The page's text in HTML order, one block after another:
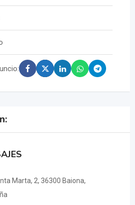
Marta, 2, 36300 Baiona,